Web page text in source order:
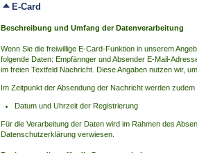
E-Card
Beschreibung und Umfang der Datenverarbeitung
Wenn Sie die freiwillige E-Card-Funktion in unserem
folgende Daten: Empfännger und Absender E-Mail-
im freien Textfeld Nachricht. Diese Angaben nutzen wir,
Im Zeitpunkt der Absendung der Nachricht werden
Datum und Uhrzeit der Registrierung
Für die Verarbeitung der Daten wird im Rahmen des
Datenschutzerklärung verwiesen.